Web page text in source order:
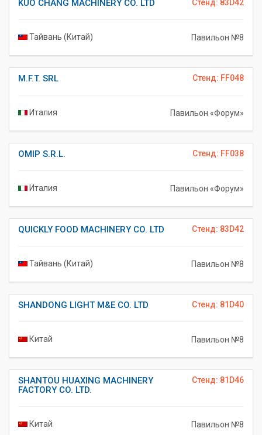
Стенд: 83D42
KUO CHANG MACHINERY CO. LTD
Тайвань (Китай) Павильон №8
Стенд: FF048
M.F.T. SRL
Италия Павильон «Форум»
Стенд: FF038
OMIP S.R.L.
Италия Павильон «Форум»
Стенд: 83D42
QUICKLY FOOD MACHINERY CO. LTD
Тайвань (Китай) Павильон №8
Стенд: 81D40
SHANDONG LIGHT M&E CO. LTD
Китай Павильон №8
Стенд: 81D46
SHANTOU HUAXING MACHINERY
FACTORY CO. LTD.
Китай Павильон №8